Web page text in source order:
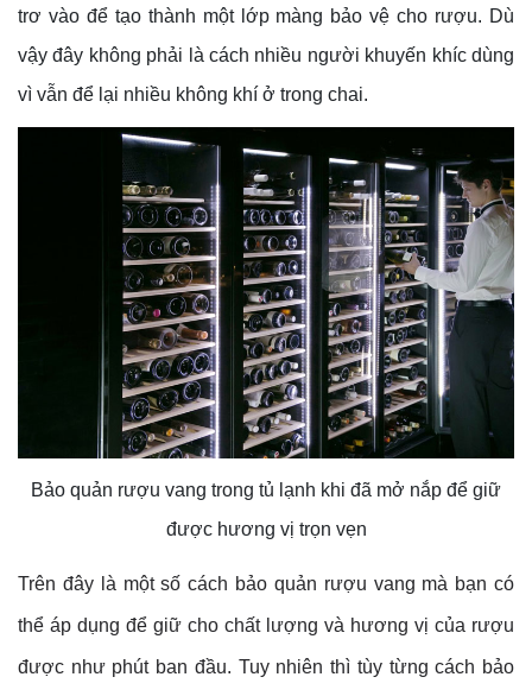
trơ vào để tạo thành một lớp màng bảo vệ cho rượu. Dù
vậy đây không phải là cách nhiều người khuyến khíc dùng
vì vẫn để lại nhiều không khí ở trong chai.
Bảo quản rượu vang trong tủ lạnh khi đã mở nắp để giữ
được hương vị trọn vẹn
Trên đây là một số cách bảo quản rượu vang mà bạn có
thể áp dụng để giữ cho chất lượng và hương vị của rượu
được như phút ban đầu. Tuy nhiên thì tùy từng cách bảo